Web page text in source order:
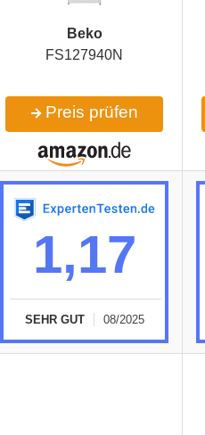
Beko
FS127940N
Preis prüfen
1,17
SEHR GUT 08/2025